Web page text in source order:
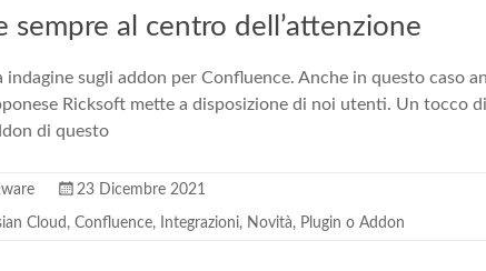
sempre al centro dell’attenzione
sugli addon per Confluence. Anche in questo caso
Ricksoft mette a disposizione di noi utenti. Un tocco
di questo
23 Dicembre 2021
Cloud , Confluence, Integrazioni, Novità, Plugin o Addon